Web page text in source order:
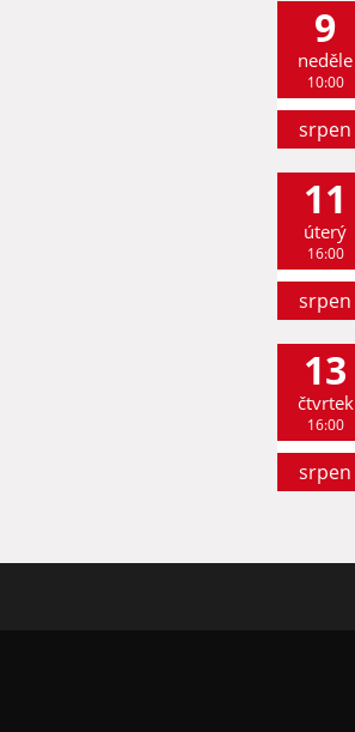
9
neděle
10:00
srpen
11
úterý
16:00
srpen
13
čtvrtek
16:00
srpen